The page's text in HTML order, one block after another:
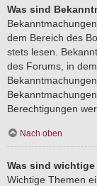
Was sind
dem Bereich des
stets lesen.
des Forums, in
Berechtigungen
Nach oben
Was sind wichtige
Wichtige Themen